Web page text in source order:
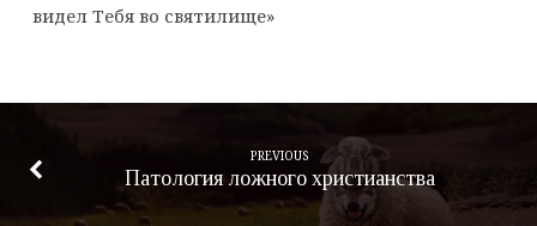
видел Тебя во святилище»
PREVIOUS
Патология ложного христианства